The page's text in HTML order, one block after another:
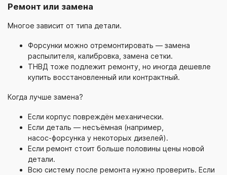
Ремонт или замена
Многое зависит от типа детали.
Форсунки можно отремонтировать — замена
распылителя, калибровка, замена сетки.
ТНВД тоже подлежит ремонту, но иногда дешевле
купить восстановленный или контрактный.
Когда лучше замена?
Если корпус повреждён механически.
Если деталь — несъёмная (например,
насос-форсунка у некоторых дизелей).
Если ремонт стоит больше половины цены новой
детали.
Всю систему после ремонта нужно проверить. Если